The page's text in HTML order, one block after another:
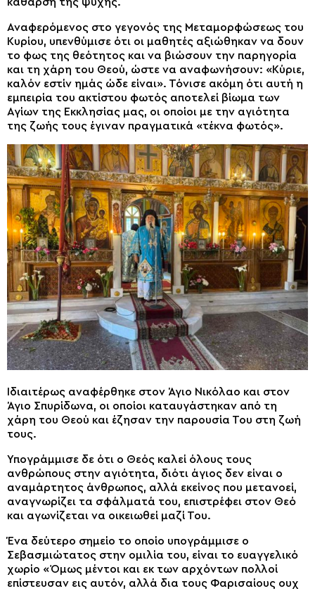
κάθαρση της ψυχής.
Αναφερόμενος στο γεγονός της Μεταμορφώσεως του
Κυρίου, υπενθύμισε ότι οι μαθητές αξιώθηκαν να δουν
το φως της θεότητος και να βιώσουν την παρηγορία
και τη χάρη του Θεού, ώστε να αναφωνήσουν: «Κύριε,
καλόν εστίν ημάς ώδε είναι». Τόνισε ακόμη ότι αυτή η
εμπειρία του ακτίστου φωτός αποτελεί βίωμα των
Αγίων της Εκκλησίας μας, οι οποίοι με την αγιότητα
της ζωής τους έγιναν πραγματικά «τέκνα φωτός».
Ιδιαιτέρως αναφέρθηκε στον Άγιο Νικόλαο και στον
Άγιο Σπυρίδωνα, οι οποίοι καταυγάστηκαν από τη
χάρη του Θεού και έζησαν την παρουσία Του στη ζωή
τους.
Υπογράμμισε δε ότι ο Θεός καλεί όλους τους
ανθρώπους στην αγιότητα, διότι άγιος δεν είναι ο
αναμάρτητος άνθρωπος, αλλά εκείνος που μετανοεί,
αναγνωρίζει τα σφάλματά του, επιστρέφει στον Θεό
και αγωνίζεται να οικειωθεί μαζί Του.
Ένα δεύτερο σημείο το οποίο υπογράμμισε ο
Σεβασμιώτατος στην ομιλία του, είναι το ευαγγελικό
χωρίο «Όμως μέντοι και εκ των αρχόντων πολλοί
επίστευσαν εις αυτόν, αλλά δια τους Φαρισαίους ουχ